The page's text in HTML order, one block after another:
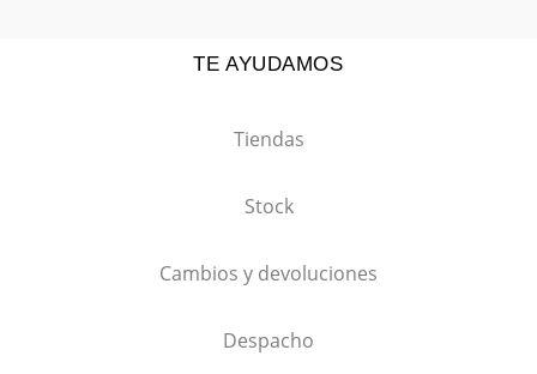
TE AYUDAMOS
Tiendas
Stock
Cambios y devoluciones
Despacho